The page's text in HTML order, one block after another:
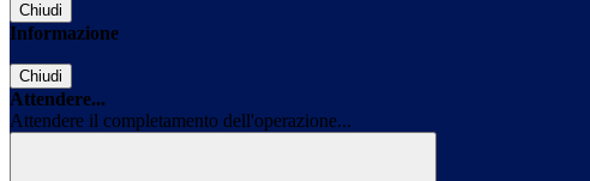
Chiudi
Informazione
Chiudi
Attendere...
Attendere il completamento dell'operazione...